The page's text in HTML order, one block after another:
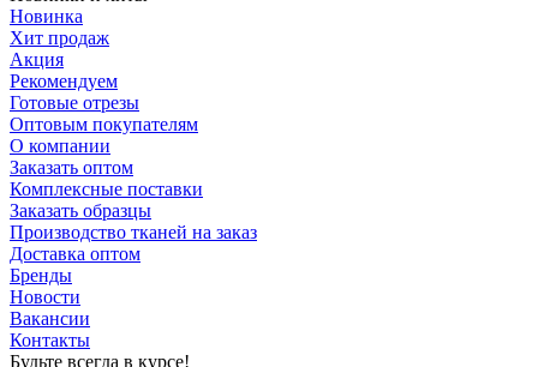
Новинка
Хит продаж
Акция
Рекомендуем
Готовые отрезы
Оптовым покупателям
О компании
Заказать оптом
Комплексные поставки
Заказать образцы
Производство тканей на заказ
Доставка оптом
Бренды
Новости
Вакансии
Контакты
Будьте всегда в курсе!